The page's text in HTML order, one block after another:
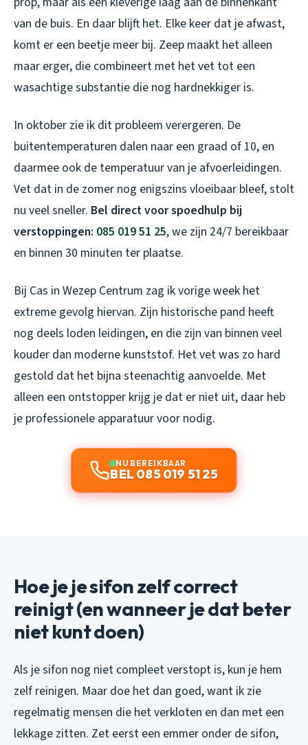
van de buis. En daar blijft het. Elke keer dat je afwast,
komt er een beetje meer bij. Zeep maakt het alleen
maar erger, die combineert met het vet tot een
wasachtige substantie die nog hardnekkiger is.
In oktober zie ik dit probleem verergeren. De
buitentemperaturen dalen naar een graad of 10, en
daarmee ook de temperatuur van je afvoerleidingen.
Vet dat in de zomer nog enigszins vloeibaar bleef, stolt
nu veel sneller. Bel direct voor spoedhulp bij
verstoppingen: 085 019 51 25, we zijn 24/7 bereikbaar
en binnen 30 minuten ter plaatse.
Bij Cas in Wezep Centrum zag ik vorige week het
extreme gevolg hiervan. Zijn historische pand heeft
nog deels loden leidingen, en die zijn van binnen veel
kouder dan moderne kunststof. Het vet was zo hard
gestold dat het bijna steenachtig aanvoelde. Met
alleen een ontstopper krijg je dat er niet uit, daar heb
je professionele apparatuur voor nodig.
NU BEREIKBAAR
BEL 085 019 51 25
Hoe je je sifon zelf correct
reinigt (en wanneer je dat beter
niet kunt doen)
Als je sifon nog niet compleet verstopt is, kun je hem
zelf reinigen. Maar doe het dan goed, want ik zie
regelmatig mensen die het verkloten en dan met een
lekkage zitten. Zet eerst een emmer onder de sifon,